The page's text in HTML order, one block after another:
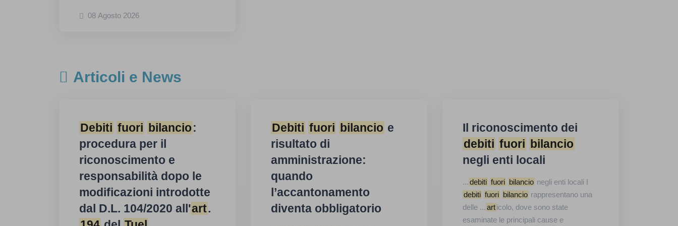
08 Agosto 2026
Articoli e News
Debiti fuori bilancio:
procedura per il
riconoscimento e
responsabilità dopo le
modificazioni introdotte
dal D.L. 104/2020 all'art.
Debiti fuori bilancio e
risultato di
amministrazione:
quando
l’accantonamento
diventa obbligatorio
Il riconoscimento dei
debiti fuori bilancio
negli enti locali
...debiti fuori bilancio negli enti locali I
debiti fuori bilancio rappresentano una
delle ...articolo, dove sono state
esaminate le principali cause e